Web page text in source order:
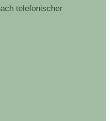
telefonischer